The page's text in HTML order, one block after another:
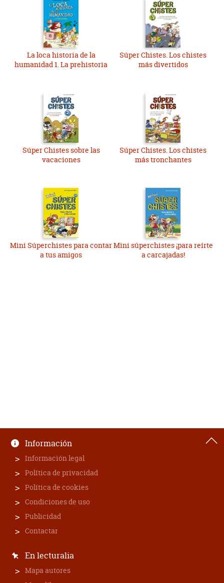
La loca historia de la
humanidad 1. La prehistoria
Súper Chistes. Los chistes
más divertidos
Súper Chistes sobre las
vacaciones
Súper Chistes. Los chistes
más tronchantes
Mini Súperchistes para contar
a tus amigos
Mini súperchistes ¡para reírte
a carcajadas!
Información
Información legal
Política de privacidad
Política de cookies
Condiciones de uso
Publicidad
Contactar
En lecturalia
Mapa autores